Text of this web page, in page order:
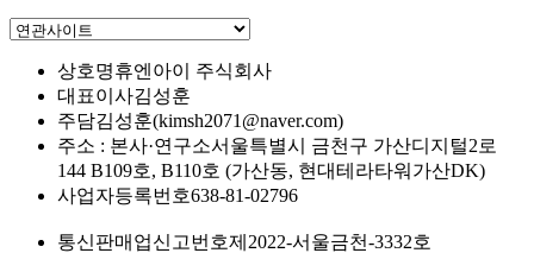
상호명휴엔아이 주식회사
대표이사김성훈
주담김성훈(kimsh2071@naver.com)
주소 : 본사·연구소서울특별시 금천구 가산디지털2로
144 B109호, B110호 (가산동, 현대테라타워가산DK)
사업자등록번호638-81-02796
통신판매업신고번호제2022-서울금천-3332호